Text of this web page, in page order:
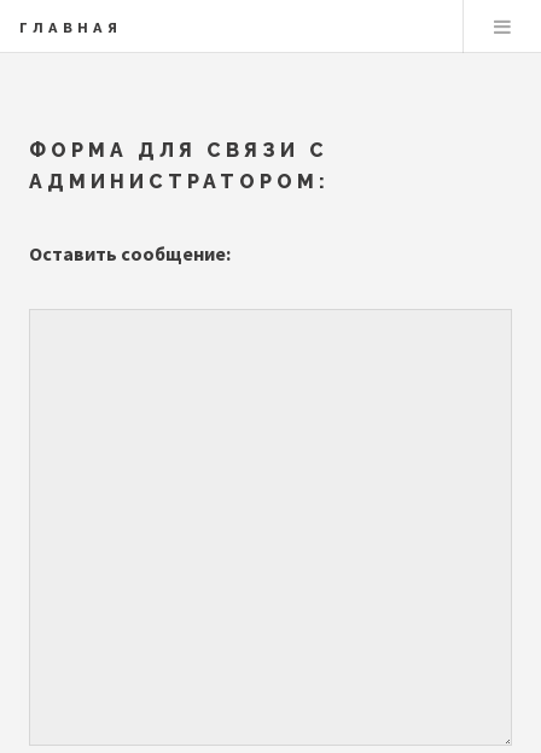
ГЛАВНАЯ
ФОРМА ДЛЯ СВЯЗИ С
АДМИНИСТРАТОРОМ:
Оставить сообщение: